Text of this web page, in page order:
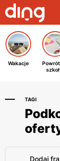
Wakacje
TAGI
Dodaj